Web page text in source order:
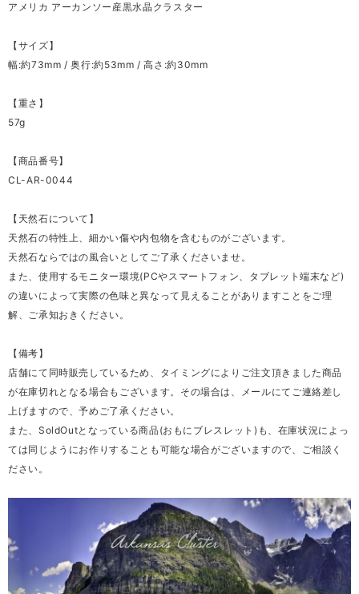
アメリカ アーカンソー産黒水晶クラスター
【サイズ】
幅:約73mm / 奥行:約53mm / 高さ:約30mm
【重さ】
57g
【商品番号】
CL-AR-0044
【天然石について】
天然石の特性上、細かい傷や内包物を含むものがございます。
天然石ならではの風合いとしてご了承くださいませ。
また、使用するモニター環境(PCやスマートフォン、タブレット端末など)
の違いによって実際の色味と異なって見えることがありますことをご理
解、ご承知おきください。
【備考】
店舗にて同時販売しているため、タイミングによりご注文頂きました商品
が在庫切れとなる場合もございます。その場合は、メールにてご連絡差し
上げますので、予めご了承ください。
また、SoldOutとなっている商品(おもにブレスレット)も、在庫状況によっ
ては同じようにお作りすることも可能な場合がございますので、ご相談く
ださい。